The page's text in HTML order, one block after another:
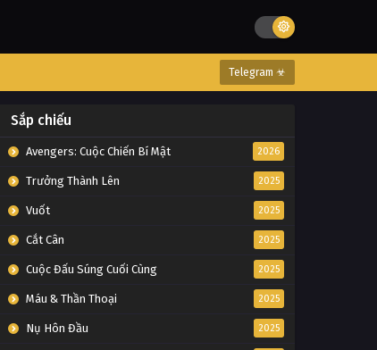
Telegram ☣
Sắp chiếu
Avengers: Cuộc Chiến Bí Mật 2026
Trưởng Thành Lên 2025
Vuốt 2025
Cắt Cân 2025
Cuộc Đấu Súng Cuối Cùng 2025
Máu & Thần Thoại 2025
Nụ Hôn Đầu 2025